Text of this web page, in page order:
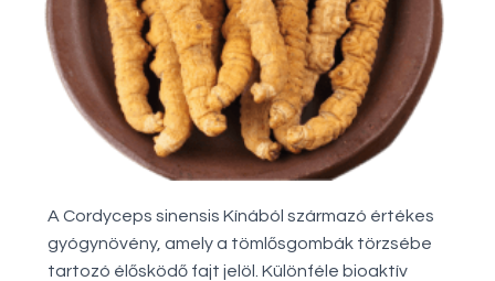
A Cordyceps sinensis Kínából származó értékes
gyógynövény, amely a tömlősgombák törzsébe
tartozó élősködő fajt jelöl. Különféle bioaktív